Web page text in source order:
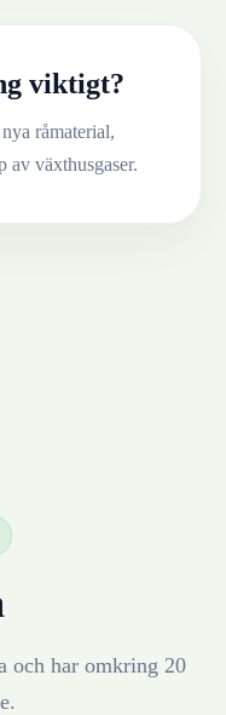
viktigt?
råmaterial,
av växthusgaser.
och har omkring 20